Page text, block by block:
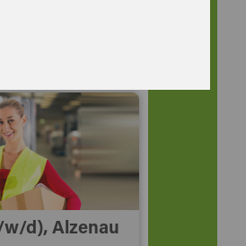
d), Alzenau